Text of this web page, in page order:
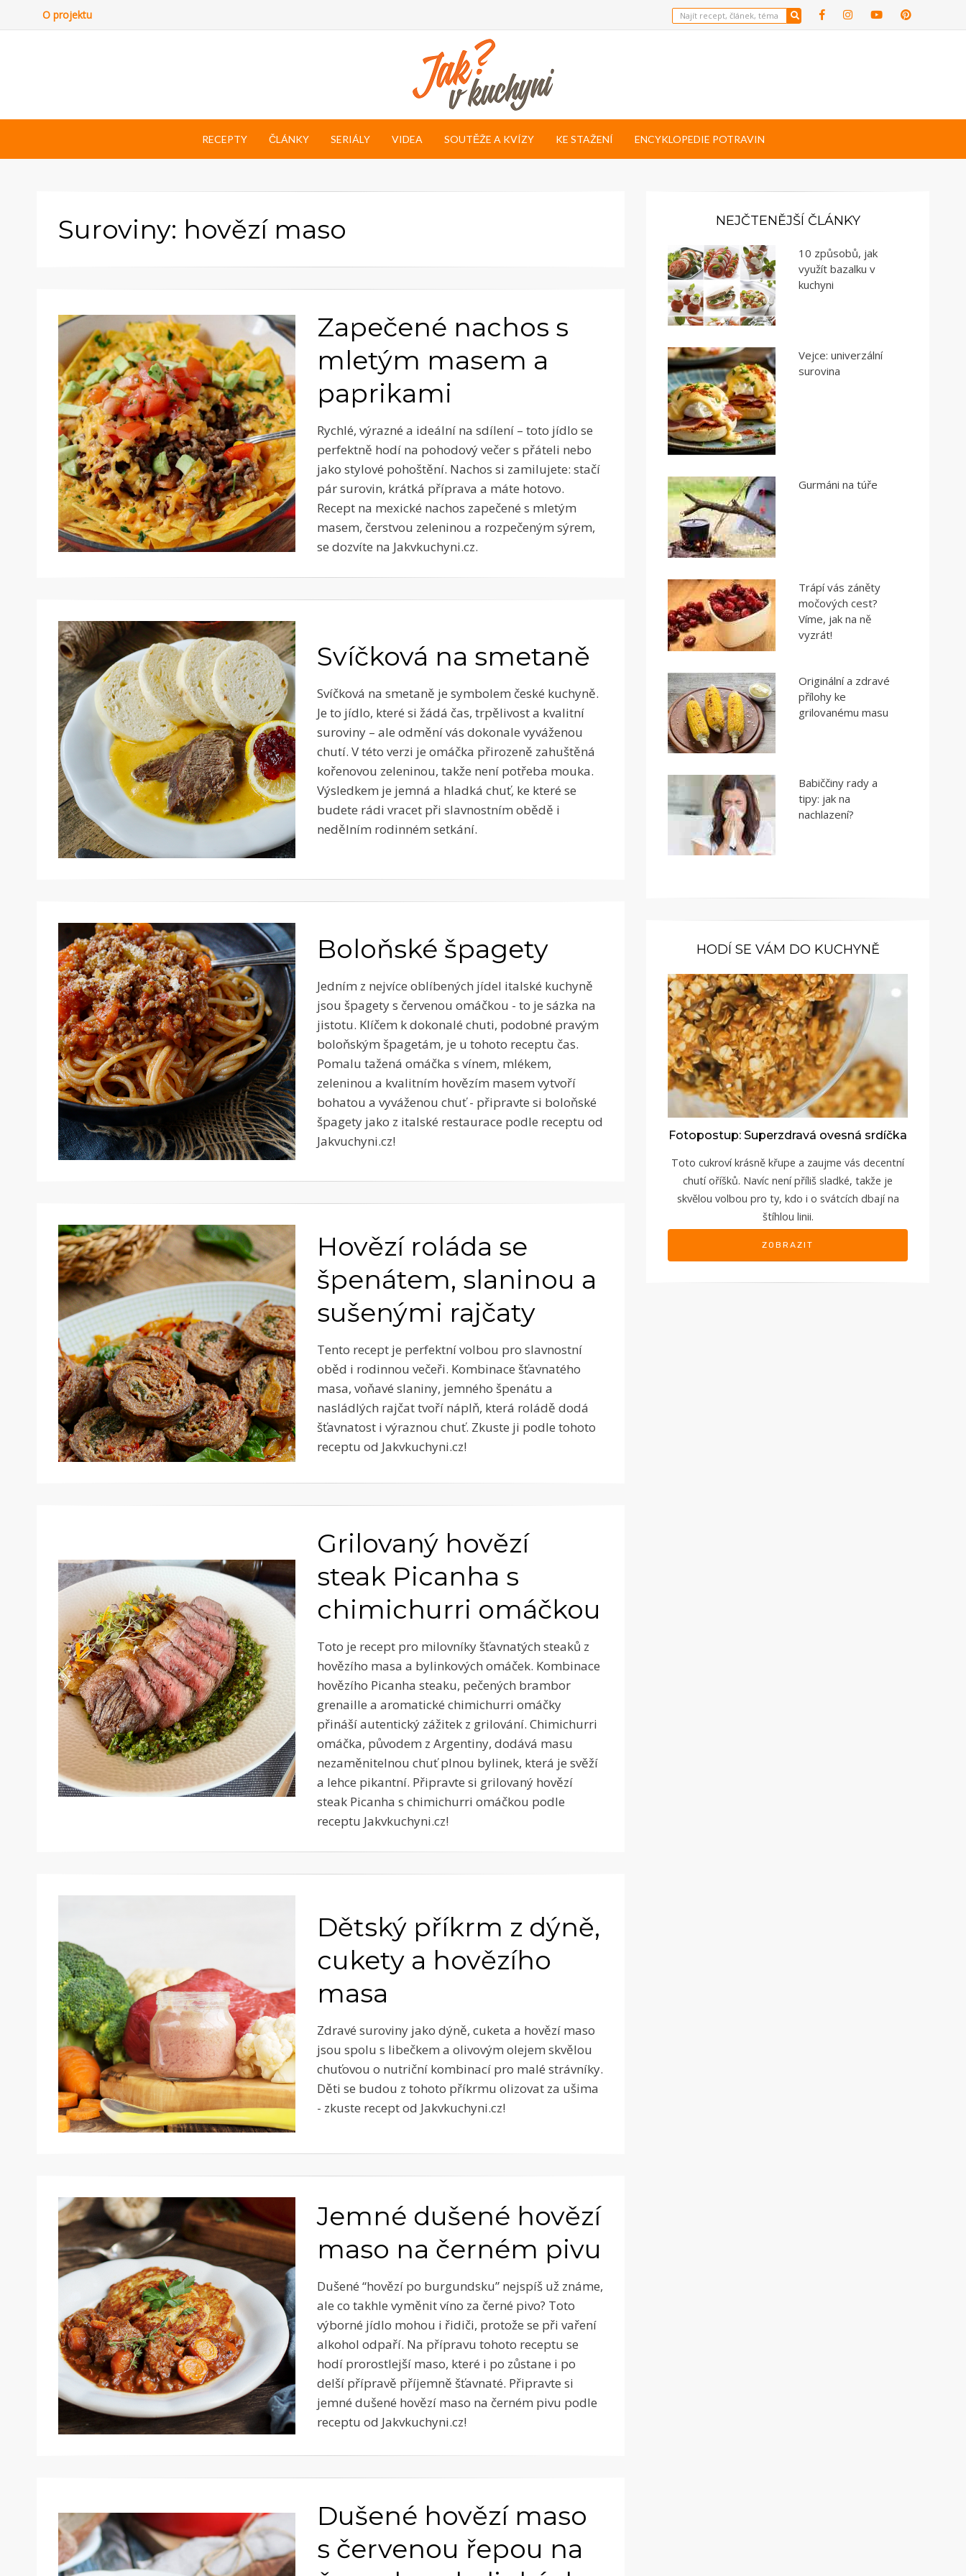
O projektu
RECEPTY ČLÁNKY SERIÁLY VIDEA SOUTĚŽE A KVÍZY KE STAŽENÍ ENCYKLOPEDIE POTRAVIN
Suroviny: hovězí maso
Zapečené nachos s
mletým masem a
paprikami
Rychlé, výrazné a ideální na sdílení – toto jídlo se
perfektně hodí na pohodový večer s přáteli nebo
jako stylové pohoštění. Nachos si zamilujete: stačí
pár surovin, krátká příprava a máte hotovo.
Recept na mexické nachos zapečené s mletým
masem, čerstvou zeleninou a rozpečeným sýrem,
se dozvíte na Jakvkuchyni.cz.
Svíčková na smetaně
Svíčková na smetaně je symbolem české kuchyně.
Je to jídlo, které si žádá čas, trpělivost a kvalitní
suroviny – ale odmění vás dokonale vyváženou
chutí. V této verzi je omáčka přirozeně zahuštěná
kořenovou zeleninou, takže není potřeba mouka.
Výsledkem je jemná a hladká chuť, ke které se
budete rádi vracet při slavnostním obědě i
nedělním rodinném setkání.
Boloňské špagety
Jedním z nejvíce oblíbených jídel italské kuchyně
jsou špagety s červenou omáčkou - to je sázka na
jistotu. Klíčem k dokonalé chuti, podobné pravým
boloňským špagetám, je u tohoto receptu čas.
Pomalu tažená omáčka s vínem, mlékem,
zeleninou a kvalitním hovězím masem vytvoří
bohatou a vyváženou chuť - připravte si boloňské
špagety jako z italské restaurace podle receptu od
Jakvuchyni.cz!
Hovězí roláda se
špenátem, slaninou a
sušenými rajčaty
Tento recept je perfektní volbou pro slavnostní
oběd i rodinnou večeři. Kombinace šťavnatého
masa, voňavé slaniny, jemného špenátu a
nasládlých rajčat tvoří náplň, která roládě dodá
šťavnatost i výraznou chuť. Zkuste ji podle tohoto
receptu od Jakvkuchyni.cz!
Grilovaný hovězí
steak Picanha s
chimichurri omáčkou
Toto je recept pro milovníky šťavnatých steaků z
hovězího masa a bylinkových omáček. Kombinace
hovězího Picanha steaku, pečených brambor
grenaille a aromatické chimichurri omáčky
přináší autentický zážitek z grilování. Chimichurri
omáčka, původem z Argentiny, dodává masu
nezaměnitelnou chuť plnou bylinek, která je svěží
a lehce pikantní. Připravte si grilovaný hovězí
steak Picanha s chimichurri omáčkou podle
receptu Jakvkuchyni.cz!
Dětský příkrm z dýně,
cukety a hovězího
masa
Zdravé suroviny jako dýně, cuketa a hovězí maso
jsou spolu s libečkem a olivovým olejem skvělou
chuťovou o nutriční kombinací pro malé strávníky.
Děti se budou z tohoto příkrmu olizovat za ušima
- zkuste recept od Jakvkuchyni.cz!
Jemné dušené hovězí
maso na černém pivu
Dušené “hovězí po burgundsku” nejspíš už známe,
ale co takhle vyměnit víno za černé pivo? Toto
výborné jídlo mohou i řidiči, protože se při vaření
alkohol odpaří. Na přípravu tohoto receptu se
hodí prorostlejší maso, které i po zůstane i po
delší přípravě příjemně šťavnaté. Připravte si
jemné dušené hovězí maso na černém pivu podle
receptu od Jakvkuchyni.cz!
Dušené hovězí maso
s červenou řepou na
NEJČTENĚJŠÍ ČLÁNKY
10 způsobů, jak
využít bazalku v
kuchyni
Vejce: univerzální
surovina
Gurmáni na túře
Trápí vás záněty
močových cest?
Víme, jak na ně
vyzrát!
Originální a zdravé
přílohy ke
grilovanému masu
Babiččiny rady a
tipy: jak na
nachlazení?
HODÍ SE VÁM DO KUCHYNĚ
Fotopostup: Superzdravá ovesná srdíčka
Toto cukroví krásně křupe a zaujme vás decentní
chutí oříšků. Navíc není příliš sladké, takže je
skvělou volbou pro ty, kdo i o svátcích dbají na
štíhlou linii.
ZOBRAZIT